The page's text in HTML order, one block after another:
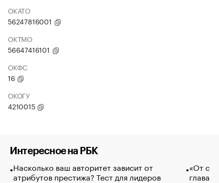
ОКАТО
56247816001
ОКТМО
56647416101
ОКФС
16
ОКОГУ
4210015
Интересное на РБК
Насколько ваш авторитет зависит от
атрибутов престижа? Тест для лидеров
«От
глава